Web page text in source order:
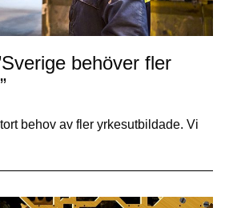
behöver fler
behov av fler yrkesutbildade. Vi